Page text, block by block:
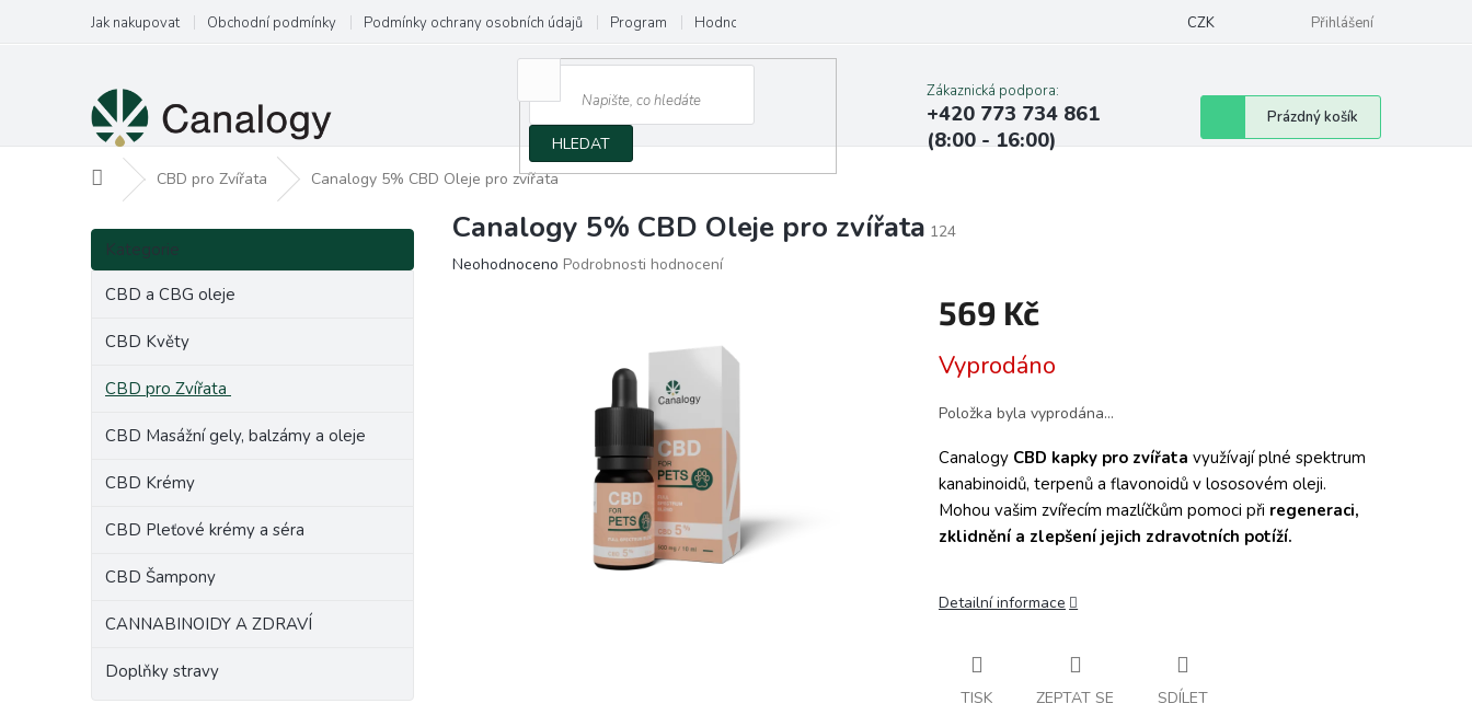
obsah
Jak nakupovat Obchodní podmínky Podmínky ochrany osobních údajů Program Hodnocení obchodu CZK Přihlášení
HLEDAT
Zákaznická podpora:
+420 773 734 861
(8:00 - 16:00)
Nákupní
košík
Prázdný košík
Domů CBD pro Zvířata Canalogy 5% CBD Oleje pro zvířata
P
s
Přeskočit
kategorie
Kategorie
CBD a CBG oleje
CBD Květy
CBD pro Zvířata
CBD Masážní gely, balzámy a oleje
CBD Krémy
CBD Pleťové krémy a séra
CBD Šampony
CANNABINOIDY A ZDRAVÍ
Doplňky stravy
Canalogy 5% CBD Oleje pro zvířata 124
Průměrné
Neohodnoceno Podrobnosti hodnocení
569 Kč
cena:
Vyprodáno
Položka byla vyprodána…
Canalogy CBD kapky pro zvířata využívají plné spektrum
kanabinoidů, terpenů a flavonoidů v lososovém oleji.
Mohou vašim zvířecím mazlíčkům pomoci při regeneraci,
zklidnění a zlepšení jejich zdravotních potíží.
Detailní informace
TISK ZEPTAT SE SDÍLET